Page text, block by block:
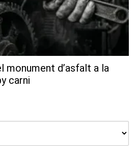
monument d’asfalt a la
carni